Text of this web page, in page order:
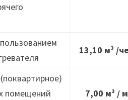
13,10 м³ /
помещений
7,00 м³ /